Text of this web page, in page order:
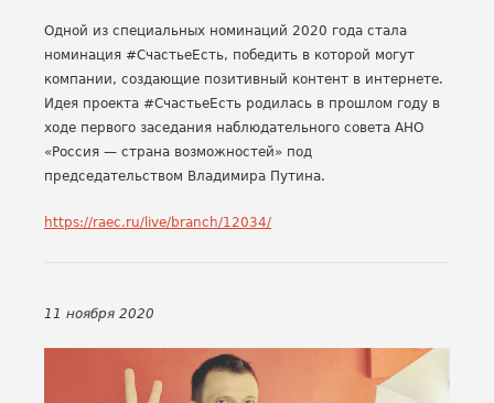
Одной из специальных номинаций 2020 года стала
номинация #СчастьеЕсть, победить в которой могут
компании, создающие позитивный контент в интернете.
Идея проекта #СчастьеЕсть родилась в прошлом году в
ходе первого заседания наблюдательного совета АНО
«Россия — страна возможностей» под
председательством Владимира Путина.
https://raec.ru/live/branch/12034/
11 ноября 2020